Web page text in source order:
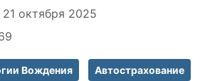
октября 2025
Вождения Автострахование